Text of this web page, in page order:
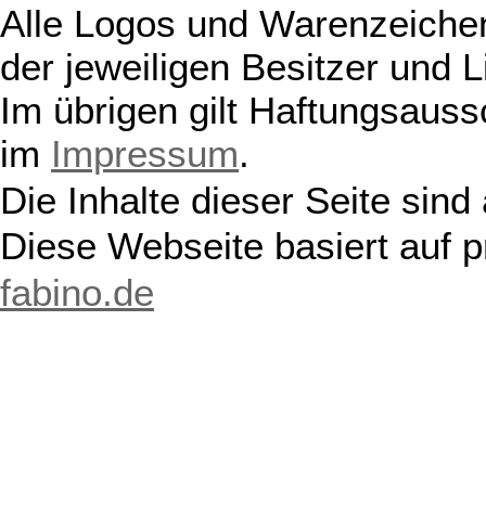
Alle Logos und
der jeweiligen Besitzer und
Im übrigen gilt
im Impressum.
Die Inhalte dieser Seite
Diese Webseite basiert auf
fabino.de